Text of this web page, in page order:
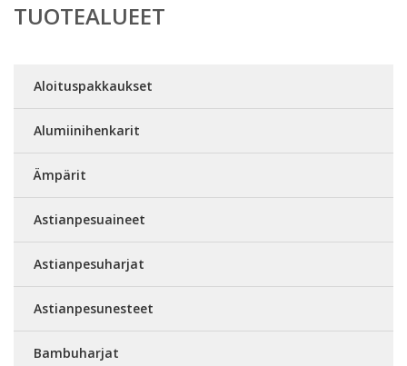
TUOTEALUEET
Aloituspakkaukset
Alumiinihenkarit
Ämpärit
Astianpesuaineet
Astianpesuharjat
Astianpesunesteet
Bambuharjat